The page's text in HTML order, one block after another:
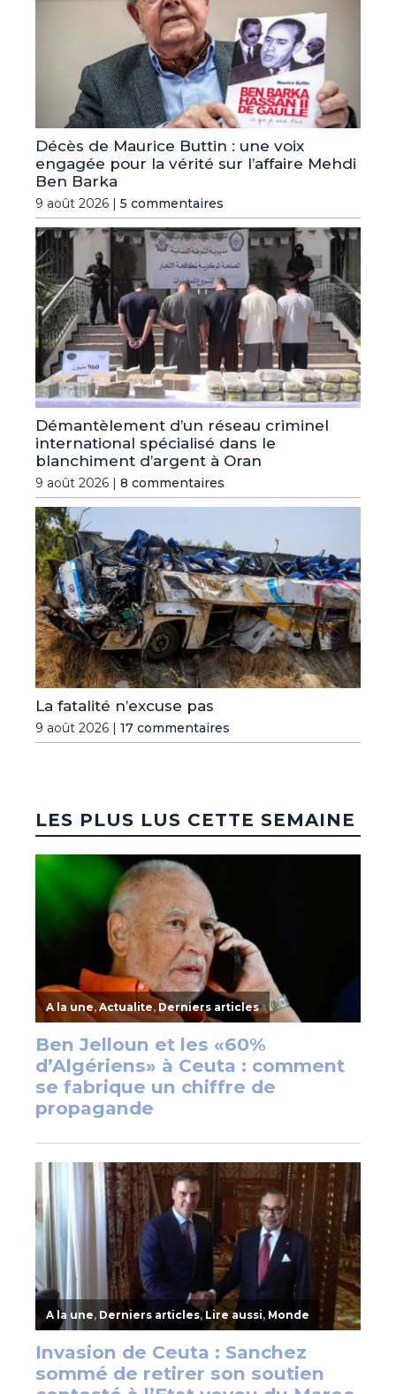
Décès de Maurice Buttin : une voix
engagée pour la vérité sur l’affaire Mehdi
Ben Barka
9 août 2026 | 5 commentaires
Démantèlement d’un réseau criminel
international spécialisé dans le
blanchiment d’argent à Oran
9 août 2026 | 8 commentaires
La fatalité n’excuse pas
9 août 2026 | 17 commentaires
LES PLUS LUS CETTE SEMAINE